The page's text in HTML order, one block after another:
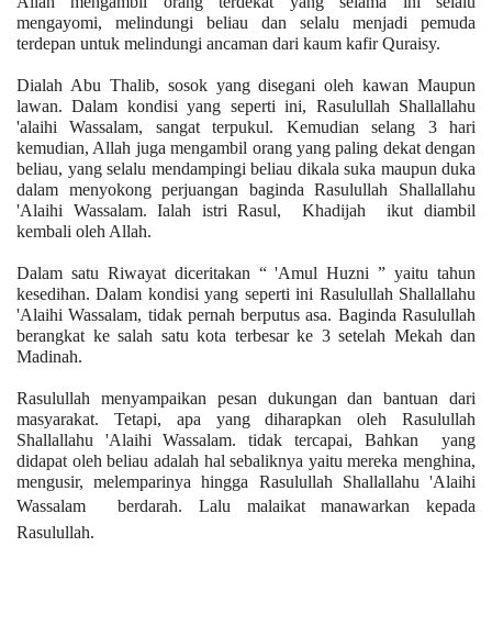
mengayomi, melindungi beliau dan selalu menjadi pemuda
terdepan untuk melindungi ancaman dari kaum kafir Quraisy.
Dialah Abu Thalib, sosok yang disegani oleh kawan Maupun
lawan. Dalam kondisi yang seperti ini, Rasulullah Shallallahu
'alaihi Wassalam, sangat terpukul. Kemudian selang 3 hari
kemudian, Allah juga mengambil orang yang paling dekat dengan
beliau, yang selalu mendampingi beliau dikala suka maupun duka
dalam menyokong perjuangan baginda Rasulullah Shallallahu
'Alaihi Wassalam. Ialah istri Rasul, Khadijah ikut diambil
kembali oleh Allah.
Dalam satu Riwayat diceritakan “ 'Amul Huzni ” yaitu tahun
kesedihan. Dalam kondisi yang seperti ini Rasulullah Shallallahu
'Alaihi Wassalam, tidak pernah berputus asa. Baginda Rasulullah
berangkat ke salah satu kota terbesar ke 3 setelah Mekah dan
Madinah.
Rasulullah menyampaikan pesan dukungan dan bantuan dari
masyarakat. Tetapi, apa yang diharapkan oleh Rasulullah
Shallallahu 'Alaihi Wassalam. tidak tercapai, Bahkan yang
didapat oleh beliau adalah hal sebaliknya yaitu mereka menghina,
mengusir, melemparinya hingga Rasulullah Shallallahu 'Alaihi
Wassalam berdarah. Lalu malaikat manawarkan kepada
Rasulullah.